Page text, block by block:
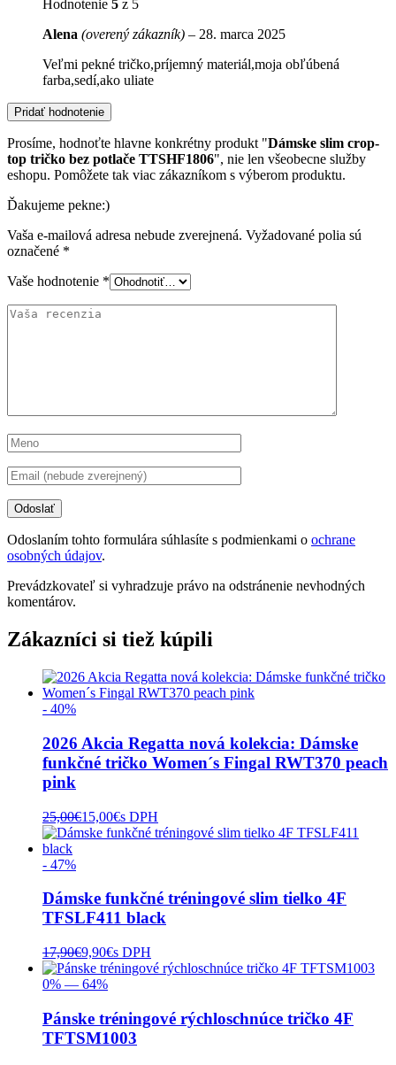
Hodnotenie 5 z 5
Alena (overený zákazník) – 28. marca 2025
Veľmi pekné tričko,príjemný materiál,moja obľúbená
farba,sedí,ako uliate
Pridať hodnotenie
Prosíme, hodnoťte hlavne konkrétny produkt "Dámske slim crop-
top tričko bez potlače TTSHF1806", nie len všeobecne služby
eshopu. Pomôžete tak viac zákazníkom s výberom produktu.
Ďakujeme pekne:)
Vaša e-mailová adresa nebude zverejnená. Vyžadované polia sú
označené *
Vaše hodnotenie *
Odoslaním tohto formulára súhlasíte s podmienkami o ochrane
osobných údajov.
Prevádzkovateľ si vyhradzuje právo na odstránenie nevhodných
komentárov.
Zákazníci si tiež kúpili
- 40%
2026 Akcia Regatta nová kolekcia: Dámske
funkčné tričko Women´s Fingal RWT370 peach
pink
25,00€15,00€s DPH
- 47%
Dámske funkčné tréningové slim tielko 4F
TFSLF411 black
17,90€9,90€s DPH
0% — 64%
Pánske tréningové rýchloschnúce tričko 4F
TFTSM1003